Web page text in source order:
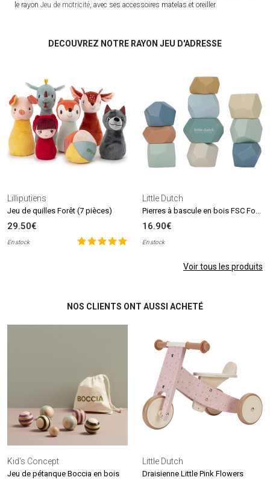
le rayon Jeu de motricité, avec ses accessoires matelas et oreiller.
DECOUVREZ NOTRE RAYON JEU D'ADRESSE
Lilliputiens
Jeu de quilles Forêt (7 pièces)
29.50€
En stock
Little Dutch
Pierres à bascule en bois FSC Forest Friends
16.90€
En stock
Voir tous les produits
NOS CLIENTS ONT AUSSI ACHETÉ
Kid's Concept
Jeu de pétanque Boccia en bois
Little Dutch
Draisienne Little Pink Flowers